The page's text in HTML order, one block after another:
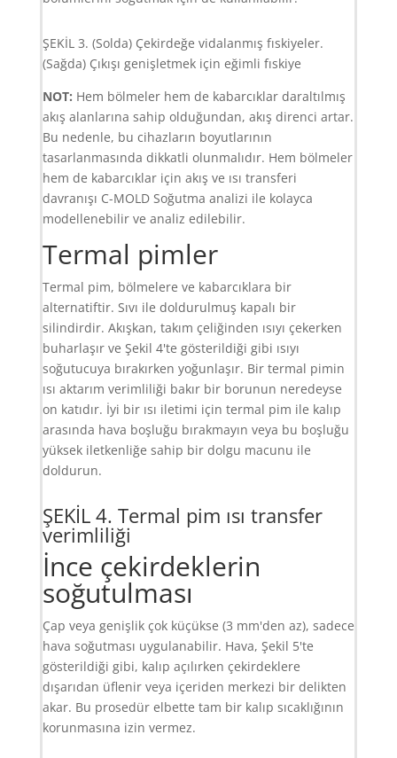
ŞEKİL 3. (Solda) Çekirdeğe vidalanmış fıskiyeler.
(Sağda) Çıkışı genişletmek için eğimli fıskiye
NOT: Hem bölmeler hem de kabarcıklar daraltılmış
akış alanlarına sahip olduğundan, akış direnci artar.
Bu nedenle, bu cihazların boyutlarının
tasarlanmasında dikkatli olunmalıdır. Hem bölmeler
hem de kabarcıklar için akış ve ısı transferi
davranışı C-MOLD Soğutma analizi ile kolayca
modellenebilir ve analiz edilebilir.
Termal pimler
Termal pim, bölmelere ve kabarcıklara bir
alternatiftir. Sıvı ile doldurulmuş kapalı bir
silindirdir. Akışkan, takım çeliğinden ısıyı çekerken
buharlaşır ve Şekil 4'te gösterildiği gibi ısıyı
soğutucuya bırakırken yoğunlaşır. Bir termal pimin
ısı aktarım verimliliği bakır bir borunun neredeyse
on katıdır. İyi bir ısı iletimi için termal pim ile kalıp
arasında hava boşluğu bırakmayın veya bu boşluğu
yüksek iletkenliğe sahip bir dolgu macunu ile
doldurun.
ŞEKİL 4. Termal pim ısı transfer
verimliliği
İnce çekirdeklerin
soğutulması
Çap veya genişlik çok küçükse (3 mm'den az), sadece
hava soğutması uygulanabilir. Hava, Şekil 5'te
gösterildiği gibi, kalıp açılırken çekirdeklere
dışarıdan üflenir veya içeriden merkezi bir delikten
akar. Bu prosedür elbette tam bir kalıp sıcaklığının
korunmasına izin vermez.